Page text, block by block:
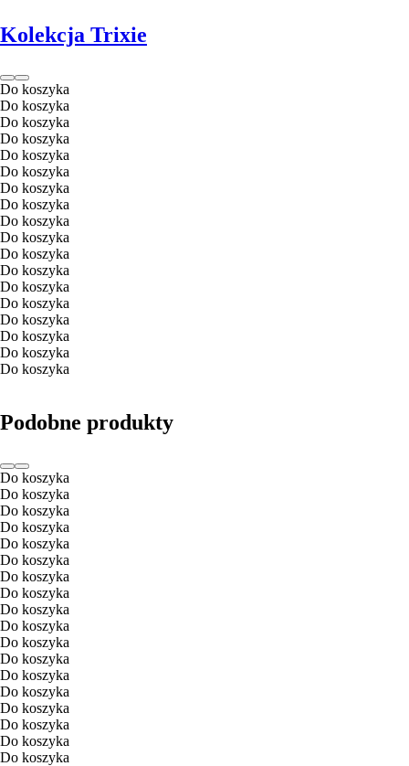
Kolekcja Trixie
Do koszyka
Do koszyka
Do koszyka
Do koszyka
Do koszyka
Do koszyka
Do koszyka
Do koszyka
Do koszyka
Do koszyka
Do koszyka
Do koszyka
Do koszyka
Do koszyka
Do koszyka
Do koszyka
Do koszyka
Do koszyka
Podobne produkty
Do koszyka
Do koszyka
Do koszyka
Do koszyka
Do koszyka
Do koszyka
Do koszyka
Do koszyka
Do koszyka
Do koszyka
Do koszyka
Do koszyka
Do koszyka
Do koszyka
Do koszyka
Do koszyka
Do koszyka
Do koszyka